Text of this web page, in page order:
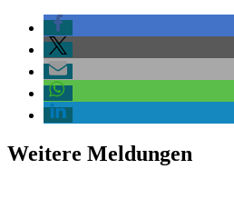
Weitere Meldungen